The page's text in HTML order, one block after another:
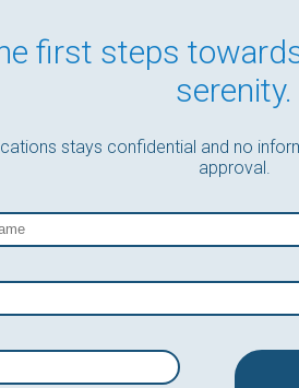
first steps
serenity.
stays confidential and no
approval.